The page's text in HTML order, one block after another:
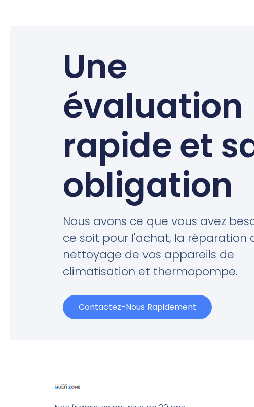
Une
évaluation
rapide et
obligation
Nous avons ce que vous avez
ce soit pour l'achat, la réparation
nettoyage de vos appareils de
climatisation et thermopompe.
Contactez-Nous Rapidement